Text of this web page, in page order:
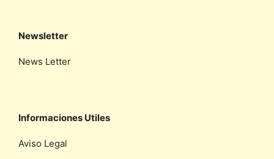
Newsletter
News Letter
Informaciones Utiles
Aviso Legal